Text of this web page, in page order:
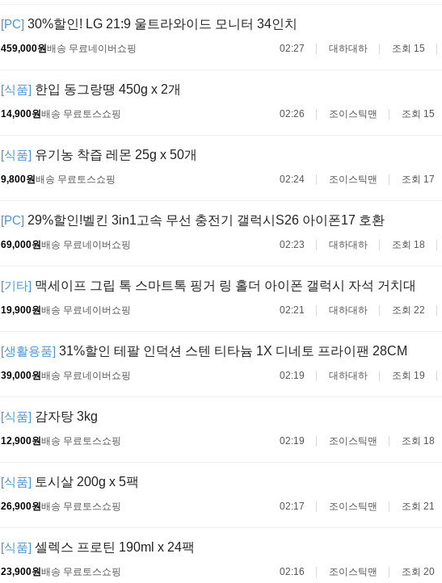
[PC] 30%할인! LG 21:9 울트라와이드 모니터 34인치
459,000원배송 무료네이버쇼핑 02:27 대하대하 조회 15
[식품] 한입 동그랑땡 450g x 2개
14,900원배송 무료토스쇼핑 02:26 조이스틱맨 조회 15
[식품] 유기농 착즙 레몬 25g x 50개
9,800원배송 무료토스쇼핑 02:24 조이스틱맨 조회 17
[PC] 29%할인!벨킨 3in1고속 무선 충전기 갤럭시S26 아이폰17 호환
69,000원배송 무료네이버쇼핑 02:23 대하대하 조회 18
[기타] 맥세이프 그립 톡 스마트톡 핑거 링 홀더 아이폰 갤럭시 자석 거치대
19,900원배송 무료네이버쇼핑 02:21 대하대하 조회 22
[생활용품] 31%할인 테팔 인덕션 스텐 티타늄 1X 디네토 프라이팬 28CM
39,000원배송 무료네이버쇼핑 02:19 대하대하 조회 19
[식품] 감자탕 3kg
12,900원배송 무료토스쇼핑 02:19 조이스틱맨 조회 18
[식품] 토시살 200g x 5팩
26,900원배송 무료토스쇼핑 02:17 조이스틱맨 조회 21
[식품] 셀렉스 프로틴 190ml x 24팩
23,900원배송 무료토스쇼핑 02:16 조이스틱맨 조회 20